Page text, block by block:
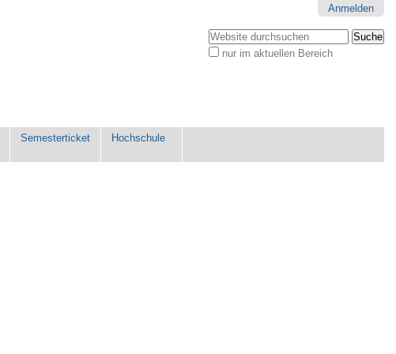
Anmelden
Website durchsuchen
nur im aktuellen Bereich
Semesterticket Hochschule